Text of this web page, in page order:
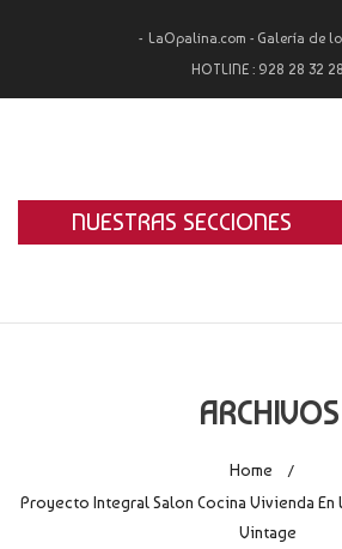
LaOpalina.com - Galería de
HOTLINE : 928 28 32 28
NUESTRAS SECCIONES
LA OPALINA
TASACIÓN Y COMPRA
ARCHIVOS
Home /
Proyecto Integral Salon Cocina Vivienda En
Vintage